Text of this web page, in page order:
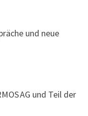
und neue
AG und Teil der